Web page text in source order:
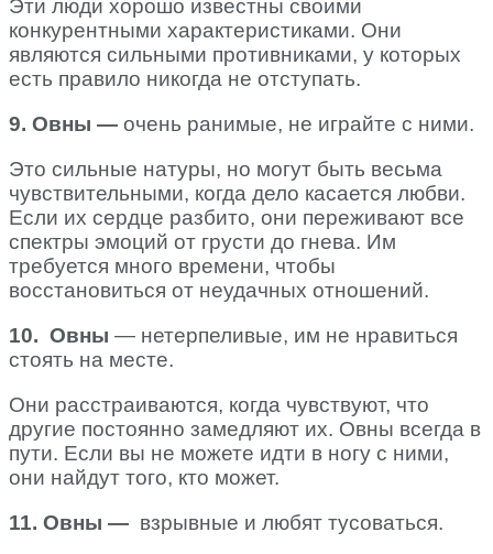
Эти люди хорошо известны своими
конкурентными характеристиками. Они
являются сильными противниками, у которых
есть правило никогда не отступать.
9. Овны — очень ранимые, не играйте с ними.
Это сильные натуры, но могут быть весьма
чувствительными, когда дело касается любви.
Если их сердце разбито, они переживают все
спектры эмоций от грусти до гнева. Им
требуется много времени, чтобы
восстановиться от неудачных отношений.
10. Овны — нетерпеливые, им не нравиться
стоять на месте.
Они расстраиваются, когда чувствуют, что
другие постоянно замедляют их. Овны всегда в
пути. Если вы не можете идти в ногу с ними,
они найдут того, кто может.
11. Овны — взрывные и любят тусоваться.